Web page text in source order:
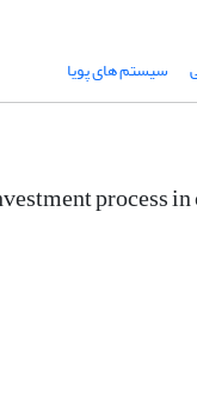
سیستم های پویا
process